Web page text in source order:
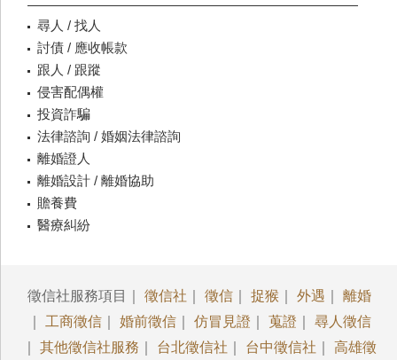
尋人 / 找人
討債 / 應收帳款
跟人 / 跟蹤
侵害配偶權
投資詐騙
法律諮詢 / 婚姻法律諮詢
離婚證人
離婚設計 / 離婚協助
贍養費
醫療糾紛
徵信社服務項目｜ 徵信社 徵信 捉猴 外遇
離婚
工商徵信 婚前徵信 仿冒見證 蒐證
尋人徵信
其他徵信社服務 台北徵信社 台中徵信社 高雄徵